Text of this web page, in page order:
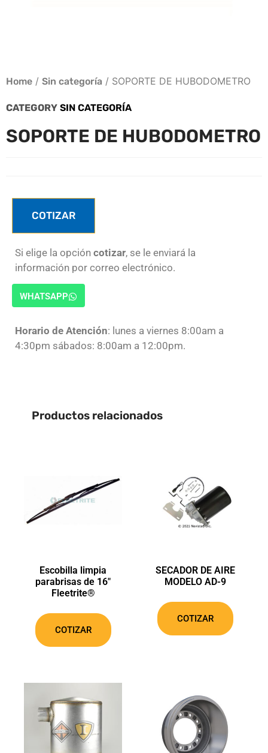
Home / Sin categoría / SOPORTE DE HUBODOMETRO
CATEGORY SIN CATEGORÍA
SOPORTE DE HUBODOMETRO
COTIZAR
Si elige la opción cotizar, se le enviará la
información por correo electrónico.
WHATSAPP
Horario de Atención: lunes a viernes 8:00am a
4:30pm sábados: 8:00am a 12:00pm.
Productos relacionados
Escobilla limpia
parabrisas de 16″
Fleetrite®
COTIZAR
SECADOR DE AIRE
MODELO AD-9
COTIZAR